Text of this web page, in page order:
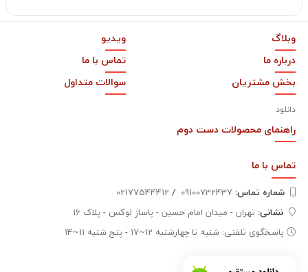
وبلاگ
ویدیو
درباره ما
تماس با ما
بخش مشتریان
دانلود
سوالات متداول
راهنمای محصولات دست دوم
تماس با ما
شماره تماس‌: /
02177544412
نشانی: تهران - میدان امام حسین - پاساژ لوکس - پلاک 16
پاسخگوی تلفنی: شنبه تا چهارشنبه 12~17 - پنج شنبه 11~14